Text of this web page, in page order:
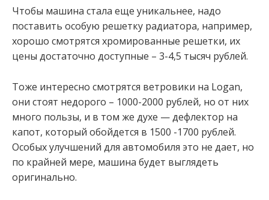
Чтобы машина стала еще уникальнее, надо
поставить особую решетку радиатора, например,
хорошо смотрятся хромированные решетки, их
цены достаточно доступные – 3-4,5 тысяч рублей.
Тоже интересно смотрятся ветровики на Logan,
они стоят недорого – 1000-2000 рублей, но от них
много пользы, и в том же духе — дефлектор на
капот, который обойдется в 1500 -1700 рублей.
Особых улучшений для автомобиля это не дает, но
по крайней мере, машина будет выглядеть
оригинально.